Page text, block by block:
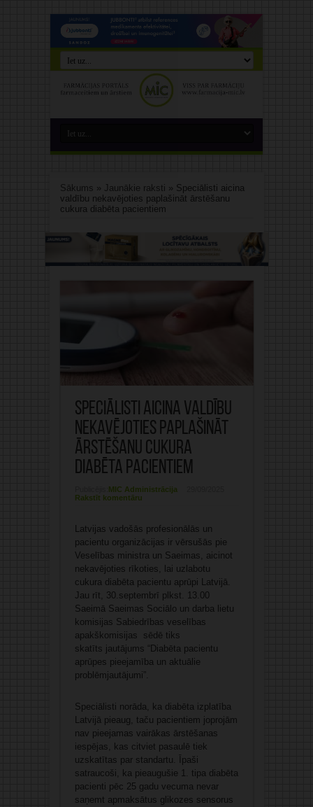
Sākums » Jaunākie raksti » Speciālisti aicina
valdību nekavējoties paplašināt ārstēšanu
cukura diabēta pacientiem
Speciālisti aicina valdību
nekavējoties paplašināt
ārstēšanu cukura
diabēta pacientiem
MIC Administrācija
Rakstīt komentāru
Latvijas vadošās profesionālās un
pacientu organizācijas ir vērsušās pie
Veselības ministra un Saeimas, aicinot
nekavējoties rīkoties, lai uzlabotu
cukura diabēta pacientu aprūpi Latvijā.
Jau rīt, 30.septembrī plkst. 13.00
Saeimā Saeimas Sociālo un darba lietu
komisijas Sabiedrības veselības
apakškomisijas sēdē tiks
skatīts jautājums “Diabēta pacientu
aprūpes pieejamība un aktuālie
problēmjautājumi”.
Speciālisti norāda, ka diabēta izplatība
Latvijā pieaug, taču pacientiem joprojām
nav pieejamas vairākas ārstēšanas
iespējas, kas citviet pasaulē tiek
uzskatītas par standartu. Īpaši
satraucoši, ka pieaugušie 1. tipa diabēta
pacienti pēc 25 gadu vecuma nevar
saņemt apmaksātus glikozes sensorus